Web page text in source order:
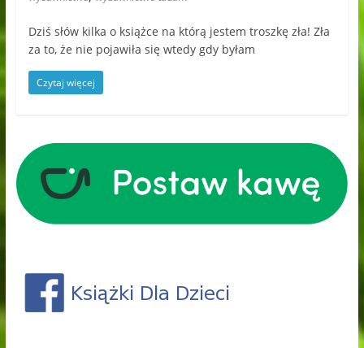
Dziś słów kilka o książce na którą jestem troszkę zła! Zła
za to, że nie pojawiła się wtedy gdy byłam
Czytaj więcej